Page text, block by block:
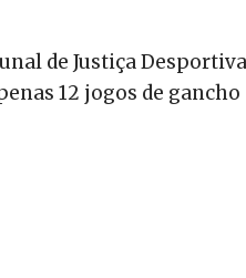
de Justiça Desportiva
12 jogos de gancho